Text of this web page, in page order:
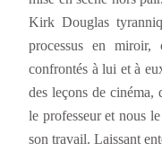
Kirk Douglas
processus en miroir,
confrontés à lui et à
des leçons de cinéma,
le professeur et nous
son travail. Laissant